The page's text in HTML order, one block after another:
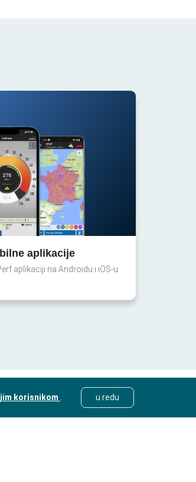
aplikacije
aplikaciji na Androidu i iOS-u
korisnikom u redu